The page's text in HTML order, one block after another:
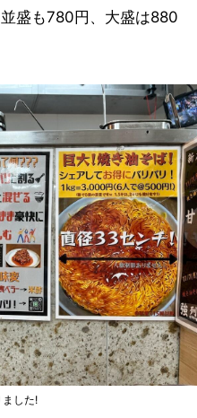
盛も780円、大盛は880
した!